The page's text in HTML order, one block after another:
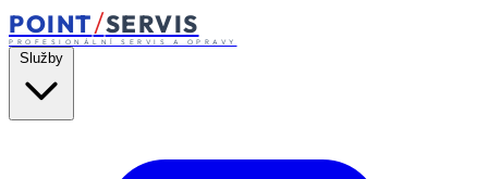
POINT/SERVIS
PROFESIONÁLNÍ SERVIS A OPRAVY
Služby